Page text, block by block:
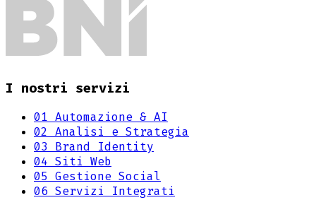
I nostri servizi
01 Automazione & AI
02 Analisi e Strategia
03 Brand Identity
04 Siti Web
05 Gestione Social
06 Servizi Integrati